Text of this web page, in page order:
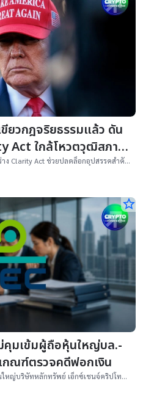
ยวกฎจริยธรรมแล้ว ดัน
Act ใกล้โหวตวุฒิสภา
ง Clarity Act ช่วยปลดล็อกอุปสรรคสำคัญ
ลคริปโทฯ
star_border
คุมเข้มผู้ถือหุ้นใหญ่บล.-
กณฑ์ตรวจคดีฟอกเงิน
หญ่บริษัทหลักทรัพย์ เอ็กซ์เชนจ์คริปโท
กเงิน